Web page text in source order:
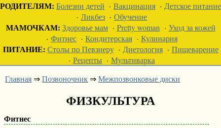
РОДИТЕЛЯМ: Болезни детей · Вакцинация · Детское питание
· Ликбез · Обучение
МАМОЧКАМ: Здоровье мам· Pretty woman · Уход за кожей
· Фитнес· Кондитерская· Кулинария
ПИТАНИЕ: Столы по Певзнеру· Диетология· Пищеварение
· Рецепты · Мультиварка
Главная ⇒Позвоночник ⇒Межпозвонковые диски
ФИЗКУЛЬТУРА
Фитнес